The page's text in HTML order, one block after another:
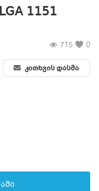
1151
0
715
კითხვის დასმა